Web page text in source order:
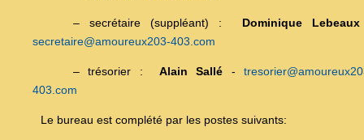
– secrétaire (suppléant) : Dominique Lebeaux
secretaire@amoureux203-403.com
– trésorier :Alain Sallé -
403.com
Le bureau est complété par les postes suivants: